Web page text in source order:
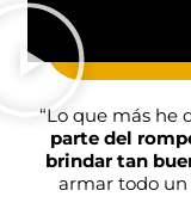
“Lo que más he
parte del
brindar tan
armar todo un